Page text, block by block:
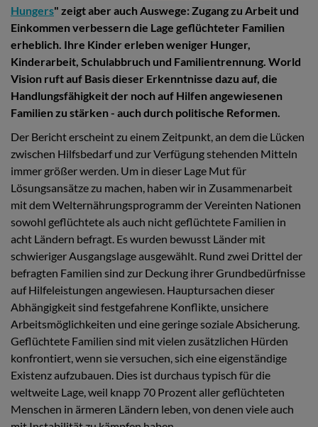
Hungers" zeigt aber auch Auswege: Zugang zu Arbeit und
Einkommen verbessern die Lage geflüchteter Familien
erheblich. Ihre Kinder erleben weniger Hunger,
Kinderarbeit, Schulabbruch und Familientrennung. World
Vision ruft auf Basis dieser Erkenntnisse dazu auf, die
Handlungsfähigkeit der noch auf Hilfen angewiesenen
Familien zu stärken - auch durch politische Reformen.
Der Bericht erscheint zu einem Zeitpunkt, an dem die Lücken
zwischen Hilfsbedarf und zur Verfügung stehenden Mitteln
immer größer werden. Um in dieser Lage Mut für
Lösungsansätze zu machen, haben wir in Zusammenarbeit
mit dem Welternährungsprogramm der Vereinten Nationen
sowohl geflüchtete als auch nicht geflüchtete Familien in
acht Ländern befragt. Es wurden bewusst Länder mit
schwieriger Ausgangslage ausgewählt. Rund zwei Drittel der
befragten Familien sind zur Deckung ihrer Grundbedürfnisse
auf Hilfeleistungen angewiesen. Hauptursachen dieser
Abhängigkeit sind festgefahrene Konflikte, unsichere
Arbeitsmöglichkeiten und eine geringe soziale Absicherung.
Geflüchtete Familien sind mit vielen zusätzlichen Hürden
konfrontiert, wenn sie versuchen, sich eine eigenständige
Existenz aufzubauen. Dies ist durchaus typisch für die
weltweite Lage, weil knapp 70 Prozent aller geflüchteten
Menschen in ärmeren Ländern leben, von denen viele auch